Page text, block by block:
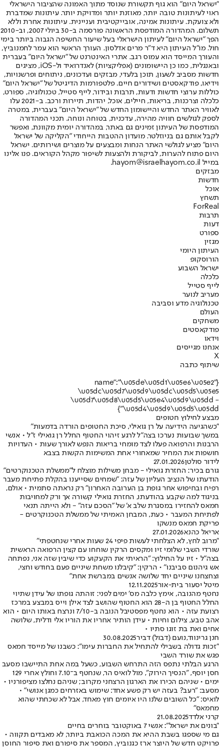
"ישראל היום" הוא גוף תקשורת שנוסד מתוך האמונה שהציבור הישראלי
ראוי לעיתונות טובה יותר, מאוזנת יותר ומדויקת יותר. עיתונות שמדברת
ולא צועקת. עיתונות אמינה, אובייקטיבית ועניינית. עיתונות אחרת וללא
תשלום. המהדורה המודפסת הראשונה פורסמה ב-30 ביולי 2007, וב-2010
הפך "ישראל היום" לעיתון הישראלי בעל שיעור החשיפה הגבוה ביותר בימי
חול. מו"ל העיתון היא ד"ר מרים אדלסון. העורך הראשי הוא עמר לחמנוביץ,
והעורך המייסד הוא עמוס רגב. אתרי האינטרנט של "ישראל היום" בעברית
ובאנגלית, כמו כן היישומונים (אפליקציות) לאנדרואיד ול-iOS, מציגים
חדשות מסביב לשעון, תוכן בלעדי, מבזקים ועדכונים, ניתוחים ופרשנויות,
וידיאו, פודקאסטים ושידורים חיים. פלטפורמות הדיגיטל של "ישראל היום"
כוללות ערוצי חדשות ודעות, תרבות ובידור, לייף סטייל, טכנולוגיה, ספורט,
כלכלה וצרכנות, בריאות, חיילים, אוכל, יהדות, תיירות ורכב. ב-2021 עלו
לאוויר האתר החדש והיישומון החדש של "ישראל היום" בעברית, במטרה
לספק לגולשים חוויה מהירה, עדכנית, בטוחה ונוחה. תכני המהדורה
המודפסת של העיתון זמינים גם באתר, במהדורה יומית מקוונת, ואפשר
לקבל אותם גם בניוזלטר. מועדון ההטבות הייחודי "הקליקה של ישראל
היום" מציע לגולשי האתר הנחות ומבצעים על מוצרים ושירותים. ישראל
היום פתוח להערות, לביקורת ולהצעות לשיפור מקהל הקוראים. פנו אלינו
במייל hayom@israelhayom.co.il.
מבזקים
חדשות
אוכל
תשחץ
ForReal
תרבות
דעות
ספורט
מגזין
העיתון היומי
הורוסקופ
ישראל השבוע
כלכלה
לייף סטייל
מעריב לנוער
טכנולוגיה מדע וסביבה
העולם
משחקים
פודקאסטים
וידאו
אנחנו מגייסים
X
שיתוף כתבה
{"name":"\u05de\u05d1\u05e6\u05e2
\u05dc\u05d7\u05d9\u05dc\u05d5\u05e5
\u05d7\u05d8\u05d5\u05e4\u05d9\u05dd -
\u05d4\u05d9\u05d5\u05dd"}
מבצע לחילוץ חטופים
"כשהגיעה הידיעה על רן גואילי, סיכת החטופים הורדה בדמעות"
במשך שבועות נערכו בצה"ל לרגע זיהוי החטוף החלל רן גואילי ז"ל • אנשי
הרבנות והרפואה פעלו לצד מומחי בריאות הנפש לאורך שעות • העדויות
חושפות את המחיר שמאחורי אחת המשימות הקשות בצבא
לידור סולטן27.01.2026
גורם בכיר: החזרת גואילי - מבחן משילות מוצלח ל"ממשלת הטכנוקרטים"
הודעתו של הנציב העליון של עזה: "שמחים שסייענו בהקלת פתיחת מעבר
רפיח ובחיפוש אחר גופת בן הערובה האחרון" רק נראתה סתמית • אולם,
בניגוד למה שקבע בהודעתו, החזרת גואילי קשורה אך ורק למחויבות
חמאס להחזירו במסגרת שלב א' של "הסכם עזה" - ולא הייתה תנאי
לפתיחת המעבר • כעת, המבחן האמיתי של ממשלת הטכנוקרטים -
פריקת חמאס מנשקו
אריאל כהנא27.01.2026
"מרוב לחץ, לא הצלחתי לעשות פיפי 24 שעות אחרי שנחטפתי"
שורדי השבי שלומי זיו ומקסים הרקין שוחחו עם קצין הרפואה הראשית
בצה"ל • זיו על החילוץ: "הראיתי את הקעקוע כדי שיבין שזה אני, נפתחה
אש גיהנום סביבנו" • הרקין: "קיבלנו משחת שיניים פעם בחודש וחצי,
וצחצחנו שיניים יחד שלושה אנשים במברשת אחת"
מיטל יסעור בית-אור12.11.2025
נחטף מהנובה, אימץ כלבה מס' ימים לפני: זוהתה גופתו של עידן שתיוי
החלל החטוף בן ה-28 הוא החטוף שהושב לצד אילן וייס במבצע במרכז
רצועת עזה • הוא נחטף מפסטיבל הנובה ב-7/10 ונרצח באותו היום • הוא
אהב טבע, צילום וחיות • עידן הותיר אחריו את הוריו אלי ודלית, שלושה
אחים ואת בת זוגו סתיו •
חנן גרינווד,נועם (דבול) דביר30.08.2025
"זכות גדולה בשבילי להתחיל את החברות עימו": כשבנו של מייסד חמאס
פגש את שורד השבי
הרגע הבלתי נתפס הזה התרחש השבוע, כשעל במה אחת התיישבו מסעב
חסן יוסף, "הנסיך הירוק", מול לואיס הר, שנחטף ב־7.10 וחולץ אחרי 129
ימים • שניהם הכירו את הארגון הרצחני מקרוב; שניהם נחלצו מציפורניו •
מסעב: "רעב? בעזה יש רק פשע אחד: שימוש באזרחים כמגן אנושי" •
לואיס: "כל השובים שלנו היו איומים חוץ מאחד, אבל לא שכחתי שהוא
מחמאס"
קרני אלדד21.08.2025
"בונים את ישראל": אנשי 7 באוקטובר בוחרים בחיים
גם מי שספגו בשבת ההיא את המכה הכואבת ביותר, לא מאבדים תקווה •
פרויקט חדש של היוצר ארז כגנוביץ, המספר את סיפורם ואת סיפור החוסן